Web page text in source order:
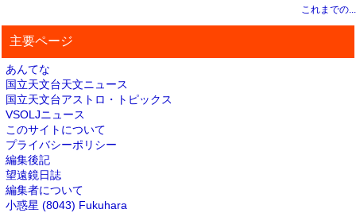
これまでの...
主要ページ
あんてな
国立天文台天文ニュース
国立天文台アストロ・トピックス
VSOLJニュース
このサイトについて
プライバシーポリシー
編集後記
望遠鏡日誌
編集者について
小惑星 (8043) Fukuhara